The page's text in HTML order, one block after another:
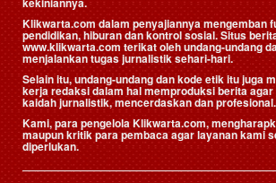
Klikwarta.com dalam penyajiannya mengemban
pendidikan, hiburan dan kontrol sosial. Situs
www.klikwarta.com terikat oleh undang-undang
menjalankan tugas jurnalistik sehari-hari.
Selain itu, undang-undang dan kode etik itu juga
kerja redaksi dalam hal memproduksi berita
kaidah jurnalistik, mencerdaskan dan profesional.
Kami, para pengelola Klikwarta.com,
maupun kritik para pembaca agar layanan kami
diperlukan.